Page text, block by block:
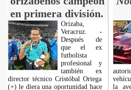
en primera división.
Orizaba,
Veracruz. -
Después de
que el ex
futbolista
profesional y
también ex
director técnico Cristóbal Ortega
(+) le diera una oportunidad hace
la